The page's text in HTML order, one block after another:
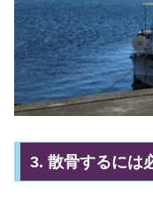
3. 散骨するには